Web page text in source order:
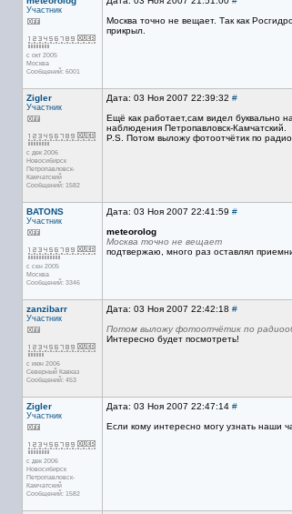
Участник
с окт 2005
Москва
Сообщений: 6001
Москва точно не вещает. Так как
прикрыл.
Zigler
Участник
с дек 2006
Новосибирск
Петропавловск-
Камчатский
Сообщений: 1582
Дата: 03 Ноя 2007 22:39:32 #
Ещё как работает,сам видел буквально
наблюдения Петропавловск-Камчатский.
P.S. Потом выложу фотоотчётик по
BATONS
Участник
с сен 2005
Москва
Сообщений: 3346
Дата: 03 Ноя 2007 22:41:59 #
meteorolog
Москва точно не вещает
подтвержаю, много раз оставлял
zanzibarr
Участник
с июн 2006
Северный Кавказ
Сообщений: 453
Дата: 03 Ноя 2007 22:42:18 #
Потом выложу фотоотчётик по
Интересно будет посмотреть!
Zigler
Участник
с дек 2006
Новосибирск
Петропавловск-
Камчатский
Сообщений: 1582
Дата: 03 Ноя 2007 22:47:14 #
Если кому интересно могу узнать наши